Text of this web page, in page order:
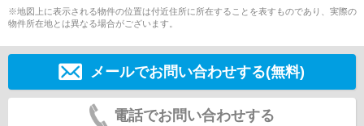
※地図上に表示される物件の位置は付近住所に所在することを表すものであり、実際の
物件所在地とは異なる場合がございます。
メールでお問い合わせする(無料)
電話でお問い合わせする